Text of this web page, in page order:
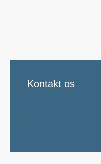
Kontakt os